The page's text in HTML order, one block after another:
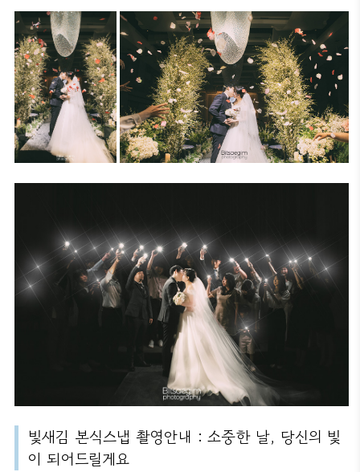
빛새김 본식스냅 촬영안내 : 소중한 날, 당신의 빛
이 되어드릴게요